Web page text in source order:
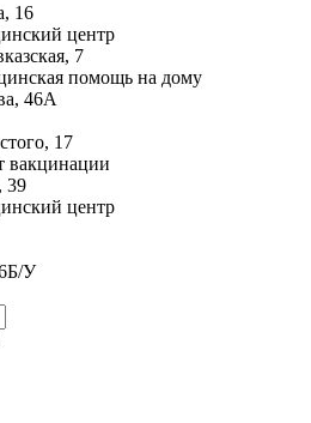
16
центр
7
помощь на дому
46А
17
вакцинации
39
центр
У